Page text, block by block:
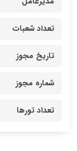
تعداد شعبات
تاریخ مجوز
شماره مجوز
تعداد تورها